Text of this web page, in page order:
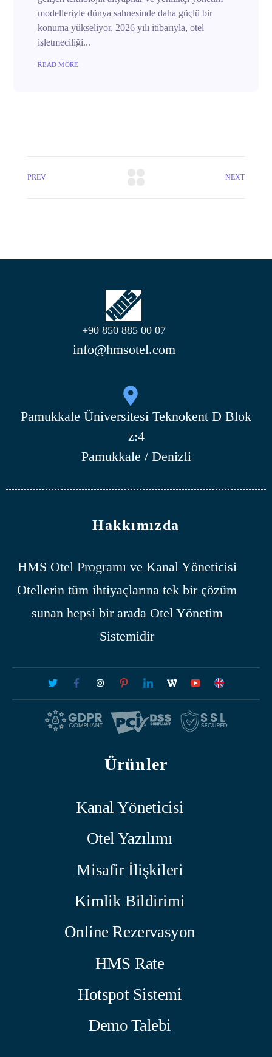
modelleriyle dünya sahnesinde daha güçlü bir
konuma yükseliyor. 2026 yılı itibarıyla, otel
işletmeciliği...
READ MORE
PREV NEXT
+90 850 885 00 07
info@hmsotel.com
Pamukkale Üniversitesi Teknokent D Blok
z:4
Pamukkale / Denizli
Hakkımızda
HMS Otel Programıve Kanal Yöneticisi
Otellerin tüm ihtiyaçlarına tek bir çözüm
sunan hepsi bir arada Otel Yönetim
Sistemidir
Ürünler
Kanal Yöneticisi
Otel Yazılımı
Misafir İlişkileri
Kimlik Bildirimi
Online Rezervasyon
HMS Rate
Hotspot Sistemi
Demo Talebi